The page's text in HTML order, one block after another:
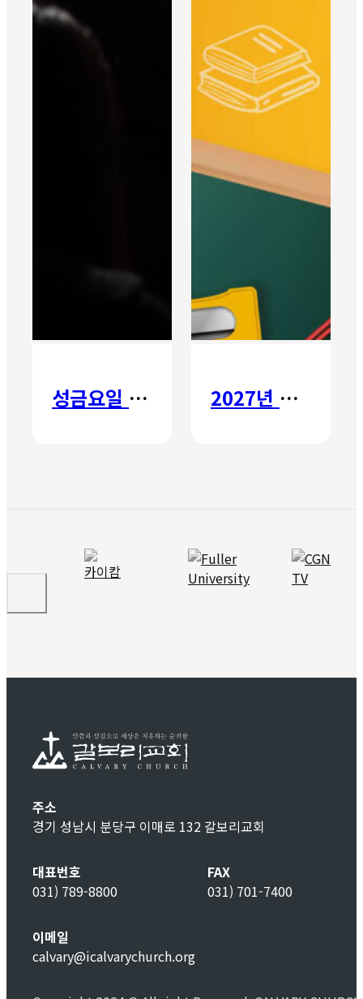
성금요일 칸타타 2027년 갈보리 어학원 유치부 신입생 모집
주소
경기 성남시 분당구 이매로 132 갈보리교회
대표번호
031) 789-8800
FAX
031) 701-7400
이메일
calvary@icalvarychurch.org